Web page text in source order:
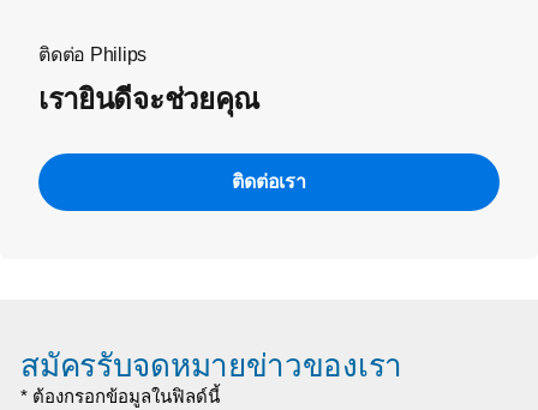
ติดต่อ Philips
เรายินดีจะช่วยคุณ
ติดต่อเรา
สมัครรับจดหมายข่าวของเรา
* ต้องกรอกข้อมูลในฟิลด์นี้